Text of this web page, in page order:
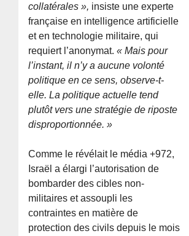
collatérales », insiste une experte
française en intelligence artificielle
et en technologie militaire, qui
requiert l’anonymat.« Mais pour
l’instant, il n’y a aucune volonté
politique en ce sens, observe-t-
elle.La politique actuelle tend
plutôt vers une stratégie de riposte
disproportionnée. »
Comme le révélait le média +972,
Israël a élargi l’autorisation de
bombarder des cibles non-
militaires et assoupli les
contraintes en matière de
protection des civils depuis le mois